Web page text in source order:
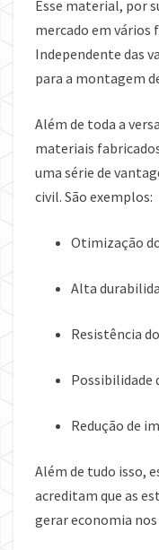
Esse material, por
mercado em vários
Independente das
para a montagem
Além de toda a
materiais
uma série de
civil. São exemplos:
Otimização
Alta
Resistência
Possibilidade
Redução de
Além de tudo isso,
acreditam que as
gerar economia